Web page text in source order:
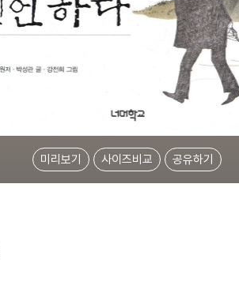
미리보기 사이즈비교 공유하기